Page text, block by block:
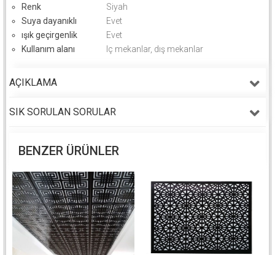
Renk
Siyah
Suya dayanıklı
Evet
ışık geçirgenlik
Evet
Kullanım alanı
Iç mekanlar, dış mekanlar
AÇIKLAMA
SIK SORULAN SORULAR
BENZER ÜRÜNLER